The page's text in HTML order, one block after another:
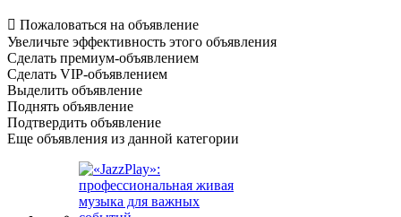
 Пожаловаться на объявление
Увеличьте эффективность этого объявления
Сделать премиум-объявлением
Сделать VIP-объявлением
Выделить объявление
Поднять объявление
Подтвердить объявление
Еще объявления из данной категории